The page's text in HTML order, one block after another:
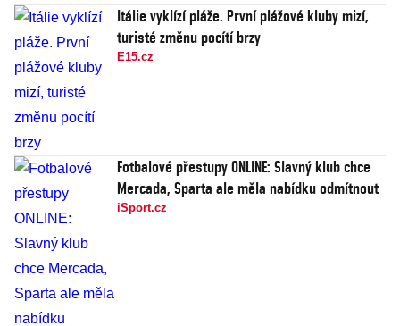
Itálie vyklízí pláže. První plážové kluby mizí,
turisté změnu pocítí brzy
E15.cz
Fotbalové přestupy ONLINE: Slavný klub chce
Mercada, Sparta ale měla nabídku odmítnout
iSport.cz